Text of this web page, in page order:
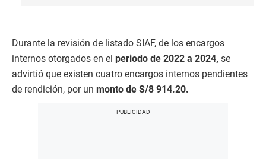
Durante la revisión de listado SIAF, de los encargos
internos otorgados en el periodo de 2022 a 2024, se
advirtió que existen cuatro encargos internos pendientes
de rendición, por un monto de S/8 914.20.